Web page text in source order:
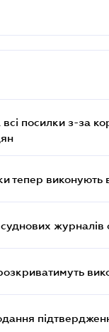
посилки з-за
тепер виконують
журналів